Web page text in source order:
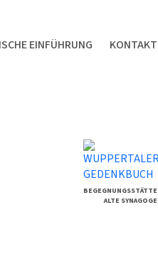
EINFÜHRUNG KONTAKT
BEGEGNUNGSSTÄTTE
ALTE SYNAGOGE